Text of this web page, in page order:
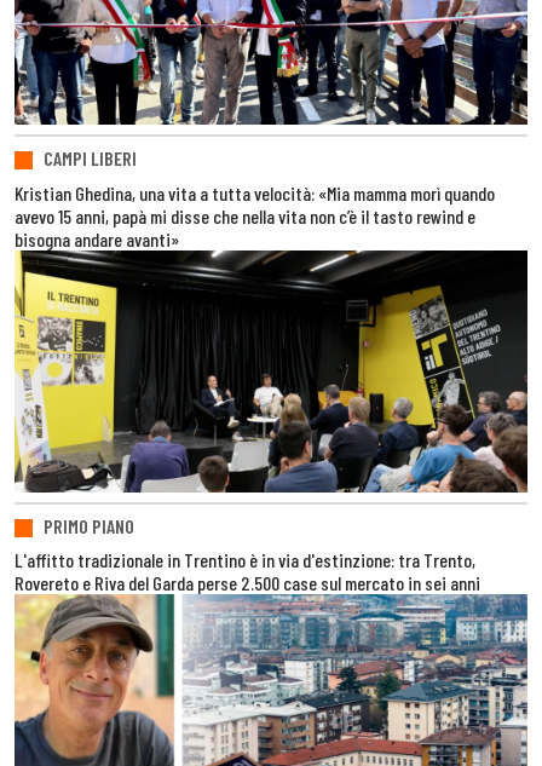
CAMPI LIBERI
Kristian Ghedina, una vita a tutta velocità: «Mia mamma morì quando
avevo 15 anni, papà mi disse che nella vita non c’è il tasto rewind e
bisogna andare avanti»
PRIMO PIANO
L'affitto tradizionale in Trentino è in via d'estinzione: tra Trento,
Rovereto e Riva del Garda perse 2.500 case sul mercato in sei anni